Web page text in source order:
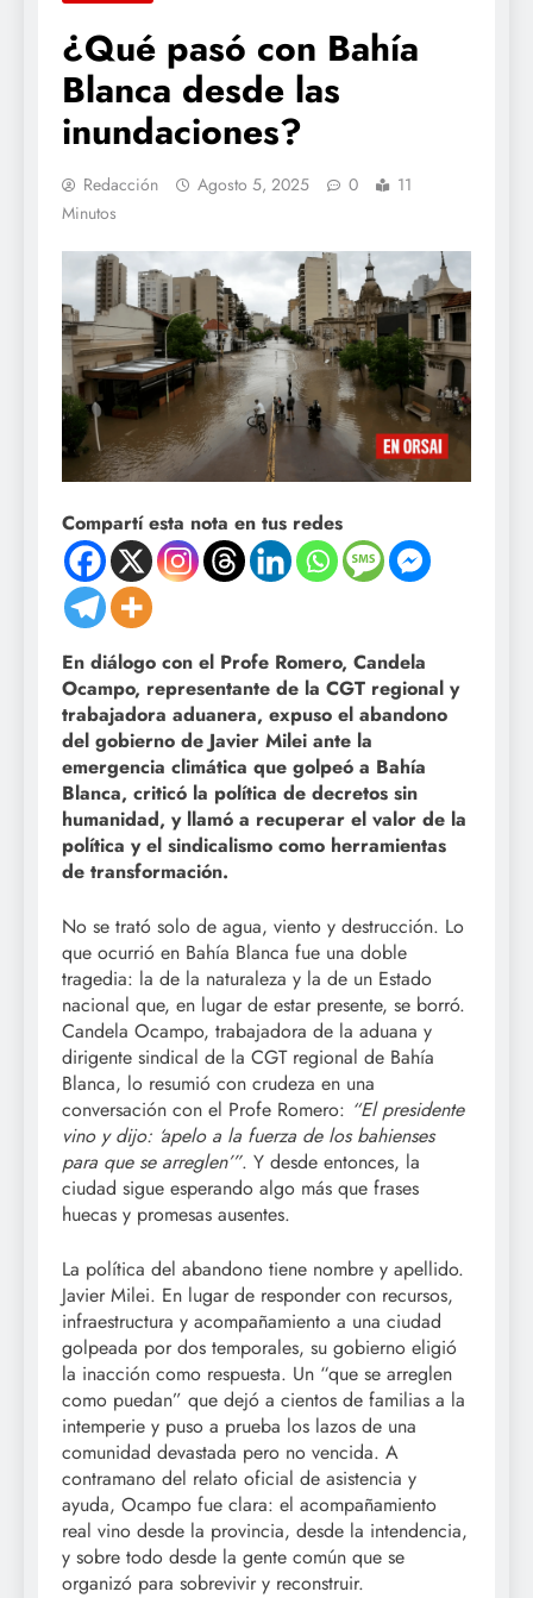
¿Qué pasó con Bahía
Blanca desde las
inundaciones?
Redacción Agosto 5, 2025 0
11
Minutos
Compartí esta nota en tus redes
En diálogo con el Profe Romero, Candela
Ocampo, representante de la CGT regional y
trabajadora aduanera, expuso el abandono
del gobierno de Javier Milei ante la
emergencia climática que golpeó a Bahía
Blanca, criticó la política de decretos sin
humanidad, y llamó a recuperar el valor de la
política y el sindicalismo como herramientas
de transformación.
No se trató solo de agua, viento y destrucción. Lo
que ocurrió en Bahía Blanca fue una doble
tragedia: la de la naturaleza y la de un Estado
nacional que, en lugar de estar presente, se borró.
Candela Ocampo, trabajadora de la aduana y
dirigente sindical de la CGT regional de Bahía
Blanca, lo resumió con crudeza en una
conversación con el Profe Romero: “El presidente
vino y dijo: ‘apelo a la fuerza de los bahienses
para que se arreglen’”. Y desde entonces, la
ciudad sigue esperando algo más que frases
huecas y promesas ausentes.
La política del abandono tiene nombre y apellido.
Javier Milei. En lugar de responder con recursos,
infraestructura y acompañamiento a una ciudad
golpeada por dos temporales, su gobierno eligió
la inacción como respuesta. Un “que se arreglen
como puedan” que dejó a cientos de familias a la
intemperie y puso a prueba los lazos de una
comunidad devastada pero no vencida. A
contramano del relato oficial de asistencia y
ayuda, Ocampo fue clara: el acompañamiento
real vino desde la provincia, desde la intendencia,
y sobre todo desde la gente común que se
organizó para sobrevivir y reconstruir.